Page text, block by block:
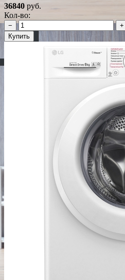
36840 руб.
Кол-во:
−
+
Купить